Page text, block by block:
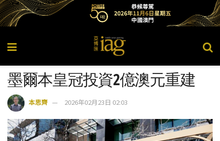
墨爾本皇冠投資2億澳元重建
本思齊 2026年02月23日 02:03